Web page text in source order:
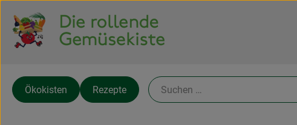
Ökokisten Rezepte